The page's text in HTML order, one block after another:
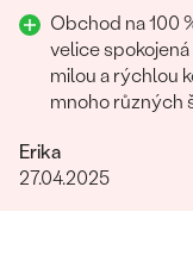
TVAR
ČISTOTA:
BARVA:
Obchod na 100
velice
milou a rýchlou
mnoho různých šperků.
Erika
27.04.2025